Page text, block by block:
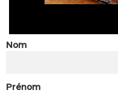
Nom
Prénom